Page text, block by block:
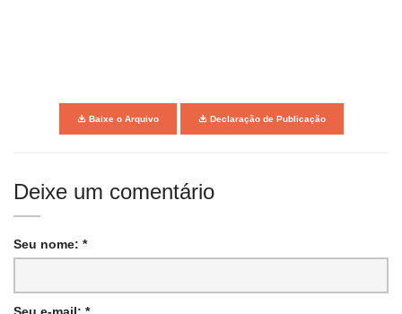
Baixe o Arquivo Declaração de Publicação
Deixe um comentário
Seu nome: *